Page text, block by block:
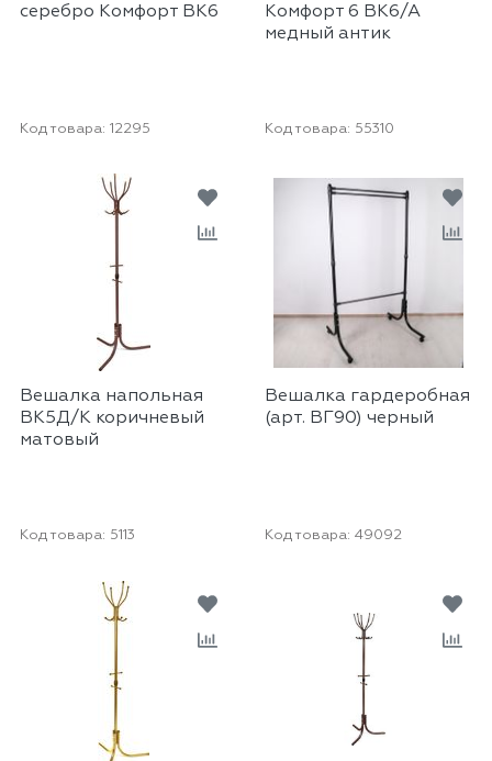
серебро Комфорт ВК6
Комфорт 6 ВК6/А
медный антик
Код товара: 12295
Вешалка напольная
ВК5Д/К коричневый
матовый
Код товара: 55310
Вешалка гардеробная
(арт. ВГ90) черный
Код товара: 5113 Код товара: 49092